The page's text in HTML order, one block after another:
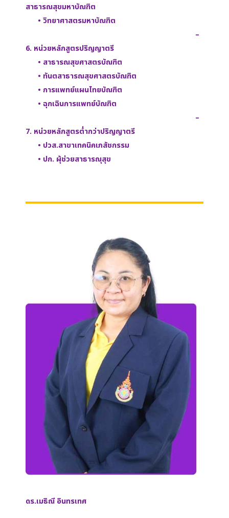
สาธารณสุขมหาบัณฑิต
• วิทยาศาสตรมหาบัณฑิต
–
6. หน่วยหลักสูตรปริญญาตรี
• สาธารณสุขศาสตรบัณฑิต
• ทันตสาธารณสุขศาสตรบัณฑิต
• การแพทย์แผนไทยบัณฑิต
• ฉุกเฉินการแพทย์บัณฑิต
–
7. หน่วยหลักสูตรตํ่ากว่าปริญญาตรี
• ปวส.สาขาเทคนิคเภสัชกรรม
• ปก. ผุ้ช่วยสาธารณุสุข
ดร.เมธิณี อินทรเทศ